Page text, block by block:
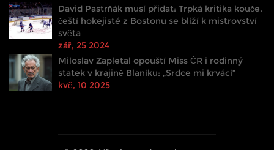
David Pastrňák musí přidat: Trpká kritika kouče,
čeští hokejisté z Bostonu se blíží k mistrovství
světa
zář, 25 2024
Miloslav Zapletal opouští Miss ČR i rodinný
statek v krajině Blaníku: „Srdce mi krvácí“
kvě, 10 2025